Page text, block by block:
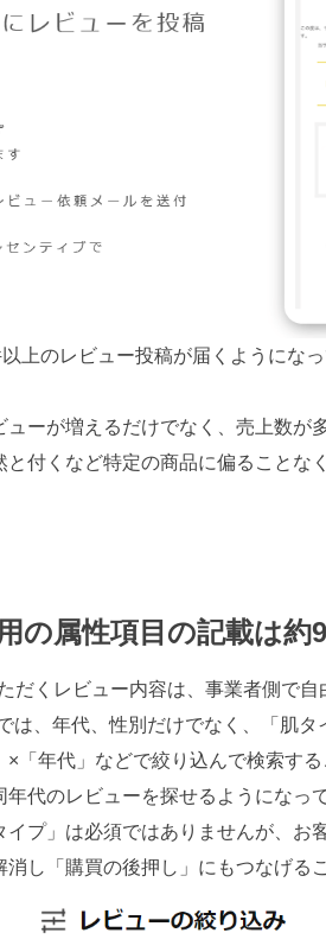
上のレビュー投稿が届くようになっ
ューが増えるだけでなく、売上数が
付くなど特定の商品に偏ることな
の属性項目の記載は約
だくレビュー内容は、事業者側で
は、年代、性別だけでなく、「肌タ
×「年代」などで絞り込んで検索す
代のレビューを探せるようになっ
プ」は必須ではありませんが、お
し「購買の後押し」にもつなげる